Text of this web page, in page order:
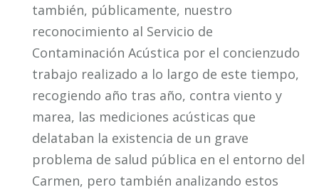
también, públicamente, nuestro
reconocimiento al Servicio de
Contaminación Acústica por el concienzudo
trabajo realizado a lo largo de este tiempo,
recogiendo año tras año, contra viento y
marea, las mediciones acústicas que
delataban la existencia de un grave
problema de salud pública en el entorno del
Carmen, pero también analizando estos